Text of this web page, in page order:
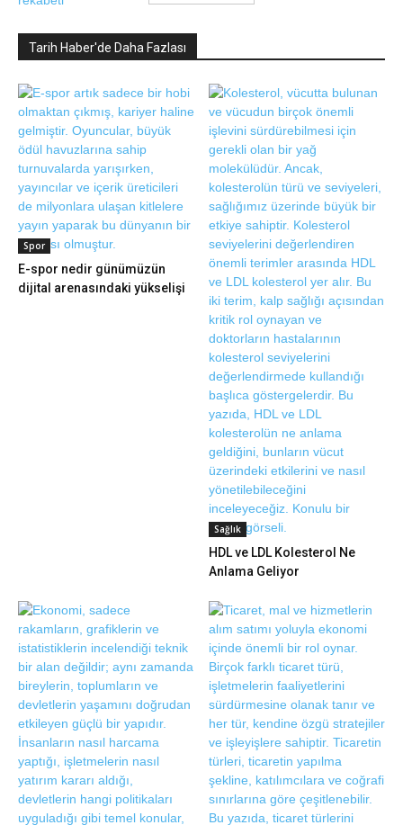
Tarih Haber'de Daha Fazlası
Spor
E-spor nedir günümüzün
dijital arenasındaki yükselişi
Sağlık
HDL ve LDL Kolesterol Ne
Anlama Geliyor